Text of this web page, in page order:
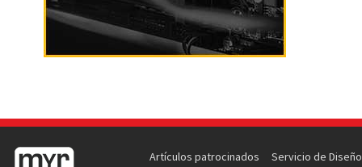
Artículos patrocinados
Servicio de Diseño